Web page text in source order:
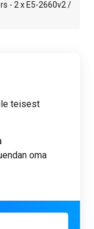
- 2 x E5-2660v2 /
teisest
oma